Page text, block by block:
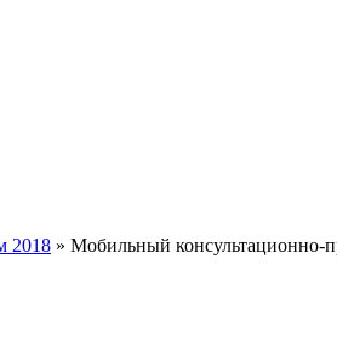
2018 » Мобильный консультационно-